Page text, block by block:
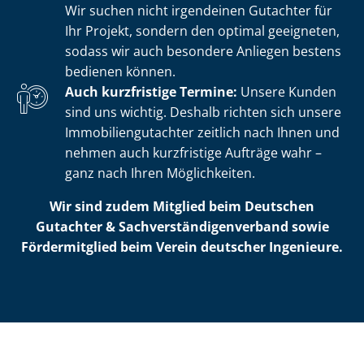
Wir suchen nicht irgendeinen Gutachter für
Ihr Projekt, sondern den optimal geeigneten,
sodass wir auch besondere Anliegen bestens
bedienen können.
Auch kurzfristige Termine: Unsere Kunden
sind uns wichtig. Deshalb richten sich unsere
Im­mo­bi­li­en­gut­ach­ter zeitlich nach Ihnen und
nehmen auch kurzfristige Aufträge wahr –
ganz nach Ihren Möglichkeiten.
Wir sind zudem Mitglied beim Deutschen
Gutachter & Sach­ver­stän­di­gen­ver­band sowie
Fördermitglied beim Verein deutscher Ingenieure.